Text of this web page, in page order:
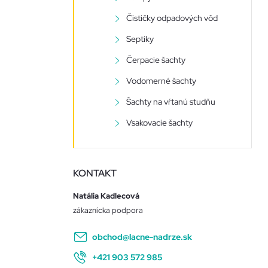
Čističky odpadových vôd
Septiky
Čerpacie šachty
Vodomerné šachty
Šachty na vŕtanú studňu
Vsakovacie šachty
KONTAKT
Natália Kadlecová
obchod@lacne-nadrze.sk
+421 903 572 985